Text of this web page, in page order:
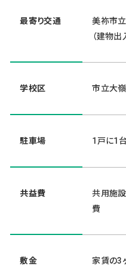
最寄り交通
美祢市
（建物
学校区 市立大
駐車場 1戸に1
共益費
共用施
費
敷金 家賃の3